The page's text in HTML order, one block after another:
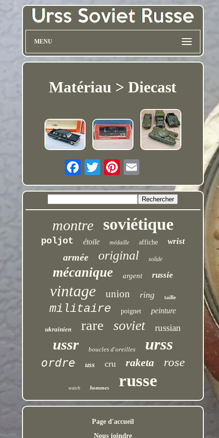
MENU
Matériau > Diecast
montre soviétique
poljot étoile médaille affiche wrist
armée original solide
mécanique argent russie
vintage union ring taille
militaire poignet peinture
ukrainien rare soviet russian
ussr boucles d'oreilles urss
ordre uss cru raketa rose
watch hommes russe
Page d'accueil
Nous joindre